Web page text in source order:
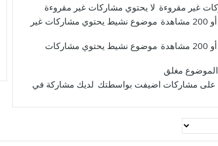
لا يحتوي مشاركات غير مقروءة
موضوع نشيط يحتوي مشاركات غير
موضوع نشيط يحتوي مشاركات
الموضوع مغلق
لديك مشاركة في